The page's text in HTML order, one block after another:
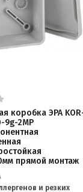
коробка ЭРА
2MP
прямой монтаж
и резких